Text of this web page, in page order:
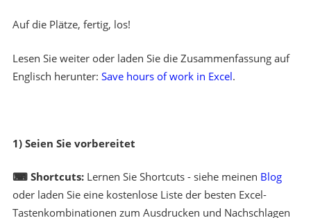
Auf die Plätze, fertig, los!
Lesen Sie weiter oder laden Sie die Zusammenfassung auf
Englisch herunter: Save hours of work in Excel.
1) Seien Sie vorbereitet
⌨ Shortcuts: Lernen Sie Shortcuts - siehe meinen Blog
oder laden Sie eine kostenlose Liste der besten Excel-
Tastenkombinationen zum Ausdrucken und Nachschlagen